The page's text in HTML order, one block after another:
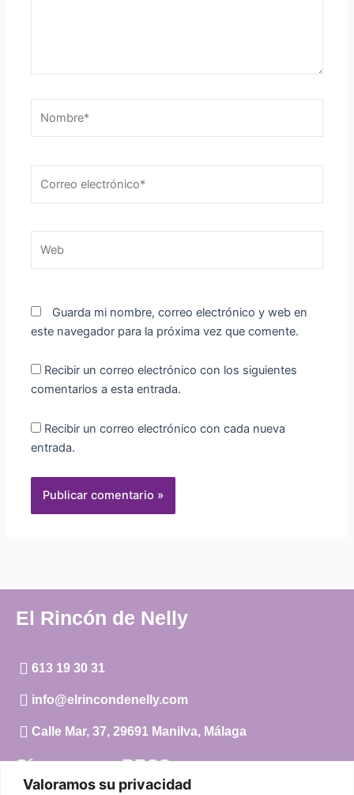
Valoramos su privacidad
electrónico*
Guarda mi nombre, correo electrónico y web en
este navegador para la próxima vez que comente.
Recibir un correo electrónico con los siguientes
comentarios a esta entrada.
Recibir un correo electrónico con cada nueva
entrada.
El Rincón de Nelly
613 19 30 31
info@elrincondenelly.com
Calle Mar, 37, 29691 Manilva, Málaga
Síguenos en RRSS